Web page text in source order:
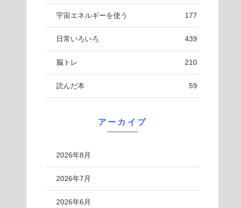
宇宙エネルギーを使う 177
日常いろいろ 439
脳トレ 210
読んだ本 59
アーカイブ
2026年8月
2026年7月
2026年6月